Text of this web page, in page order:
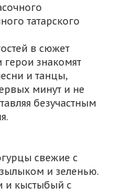
татарского
в сюжет
герои знакомят
и танцы,
минут и не
безучастным
свежие с
и зеленью.
и кыстыбый с